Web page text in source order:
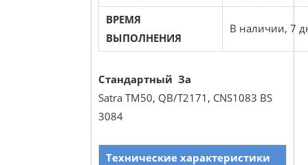
ВРЕМЯ
ВЫПОЛНЕНИЯ
В наличии, 7
Стандартный За
Satra TM50, QB/T2171, CNS1083 BS
3084
Технические характеристики